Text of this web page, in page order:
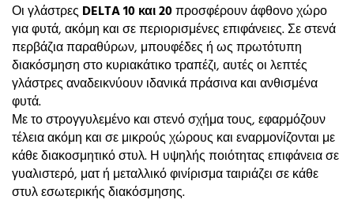
Οι γλάστρεςDELTA 10 και 20προσφέρουν άφθονο χώρο
για φυτά, ακόμη και σε περιορισμένες επιφάνειες. Σε στενά
περβάζια παραθύρων, μπουφέδες ή ως πρωτότυπη
διακόσμηση στο κυριακάτικο τραπέζι, αυτές οι λεπτές
γλάστρες αναδεικνύουν ιδανικά πράσινα και ανθισμένα
φυτά.
Με το στρογγυλεμένο και στενό σχήμα τους, εφαρμόζουν
τέλεια ακόμη και σε μικρούς χώρους και εναρμονίζονται με
κάθε διακοσμητικό στυλ. Η υψηλής ποιότητας επιφάνεια σε
γυαλιστερό, ματ ή μεταλλικό φινίρισμα ταιριάζει σε κάθε
στυλ εσωτερικής διακόσμησης.